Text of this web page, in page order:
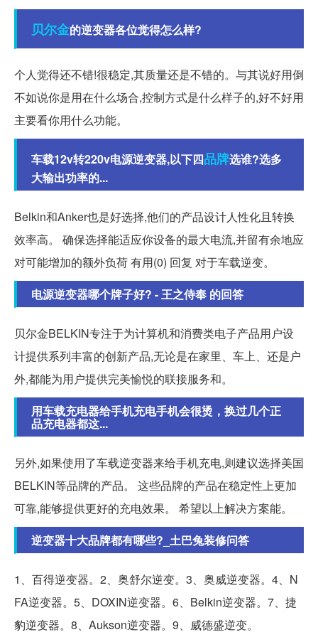
贝尔金的逆变器各位觉得怎么样?
个人觉得还不错!很稳定,其质量还是不错的。与其说好用倒
不如说你是用在什么场合,控制方式是什么样子的,好不好用
主要看你用什么功能。
车载12v转220v电源逆变器,以下四品牌选谁?选多
大输出功率的...
Belkin和Anker也是好选择,他们的产品设计人性化且转换
效率高。 确保选择能适应你设备的最大电流,并留有余地应
对可能增加的额外负荷 有用(0) 回复 对于车载逆变。
电源逆变器哪个牌子好? - 王之侍奉 的回答
贝尔金BELKIN专注于为计算机和消费类电子产品用户设
计提供系列丰富的创新产品,无论是在家里、车上、还是户
外,都能为用户提供完美愉悦的联接服务和。
用车载充电器给手机充电手机会很烫，换过几个正
品充电器都这...
另外,如果使用了车载逆变器来给手机充电,则建议选择美国
BELKIN等品牌的产品。 这些品牌的产品在稳定性上更加
可靠,能够提供更好的充电效果。 希望以上解决方案能。
逆变器十大品牌都有哪些?_土巴兔装修问答
1、百得逆变器。2、奥舒尔逆变。3、奥威逆变器。4、N
FA逆变器。5、DOXIN逆变器。6、Belkin逆变器。7、捷
豹逆变器。8、Aukson逆变器。9、威德盛逆变。